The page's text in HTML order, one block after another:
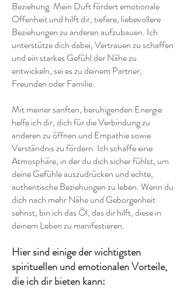
Beziehung. Mein Duft fördert emotionale
Offenheit und hilft dir, tiefere, liebevollere
Beziehungen zu anderen aufzubauen. Ich
unterstütze dich dabei, Vertrauen zu schaffen
und ein starkes Gefühl der Nähe zu
entwickeln, sei es zu deinem Partner,
Freunden oder Familie.
Mit meiner sanften, beruhigenden Energie
helfe ich dir, dich für die Verbindung zu
anderen zu öffnen und Empathie sowie
Verständnis zu fördern. Ich schaffe eine
Atmosphäre, in der du dich sicher fühlst, um
deine Gefühle auszudrücken und echte,
authentische Beziehungen zu leben. Wenn du
dich nach mehr Nähe und Geborgenheit
sehnst, bin ich das Öl, das dir hilft, diese in
deinem Leben zu manifestieren.
Hier sind einige der wichtigsten
spirituellen und emotionalen Vorteile,
die ich dir bieten kann: